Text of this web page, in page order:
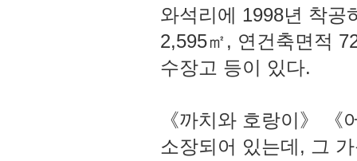
와석리에 1998년 착공
2,595㎡, 연건축면적
수장고 등이 있다.
《까치와 호랑이》
소장되어 있는데, 그